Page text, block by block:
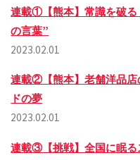
連載①【熊本】常識を破る
の言葉”
2023.02.01
連載②【熊本】老舗洋品店
ドの夢
2023.02.01
連載③【挑戦】全国に眠る